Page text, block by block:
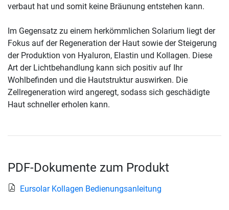
verbaut hat und somit keine Bräunung entstehen kann.
Im Gegensatz zu einem herkömmlichen Solarium liegt der
Fokus auf der Regeneration der Haut sowie der Steigerung
der Produktion von Hyaluron, Elastin und Kollagen. Diese
Art der Lichtbehandlung kann sich positiv auf Ihr
Wohlbefinden und die Hautstruktur auswirken. Die
Zellregeneration wird angeregt, sodass sich geschädigte
Haut schneller erholen kann.
PDF-Dokumente zum Produkt
Eursolar Kollagen Bedienungsanleitung